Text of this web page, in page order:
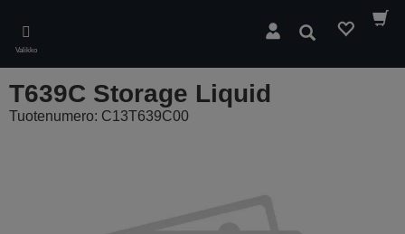
main
content
Valikko
Hae
T639C Storage Liquid
Tuotenumero: C13T639C00